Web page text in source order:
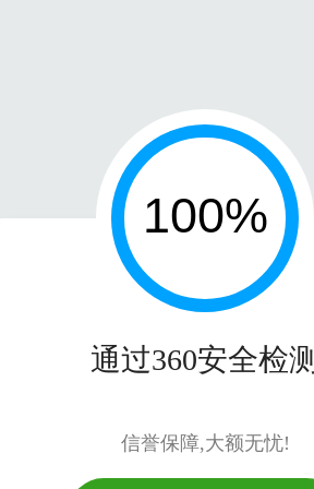
通过360安全检测
信誉保障,大额无忧!